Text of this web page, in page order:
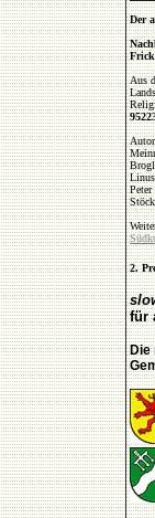
Der
Aus
2.
für
Die